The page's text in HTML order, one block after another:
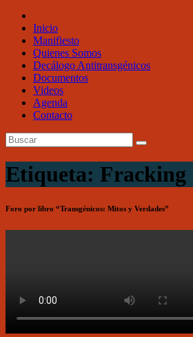
Inicio
Manifiesto
Quienes Somos
Decálogo Antitransgénicos
Documentos
Videos
Agenda
Contacto
Etiqueta: Fracking
Foro por libro “Transgénicos: Mitos y Verdades”